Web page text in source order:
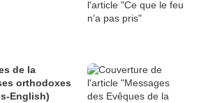
de la
orthodoxes
English)